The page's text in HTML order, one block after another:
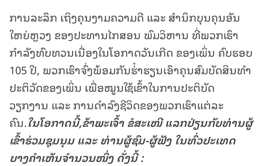
ການລະລຶກ ເຖິງຄຸນງາມຄວາມດີ ແລະ ສໍານຶກບຸນຄຸນອັນ
ໃຫຍ່ຫຼວງ ຂອງປະທານໄກສອນ ພົມວິຫານ ທີ່ພວກເຮົາ
ກຳລັງທົບທວນເນື່ອງໃນໂອກາດວັນເກີດ ຂອງເພິ່ນ ຄົບຮອບ
105 ປີ, ພວກເຮົາຈົ່ງພ້ອມກັນຮ່ໍາຮຽນເອົາຄຸນສົມບັດສິນທຳ
ປະຕິວັດຂອງເພິ່ນ ເພື່ອໝູນໃຊ້ເຂົ້າໃນການປະຕິບັດ
ວຽກງານ ແລະ ການດຳລົງຊີວິດຂອງພວກເຮົາແຕ່ລະ
ຄົນ.ໃນໂອກາດນີ້,ຂ້າພະເຈົ້າ ຂໍສະເໜີ ແລກປ່ຽນກັບທ່ານຜູ້
ເຂົ້າຮ່ວມຊຸມນຸມ ແລະ ທ່ານຜູ້ຊົມ-ຜູ້ຟັງ ໃນທົ່ວປະເທດ
ບາງຄຳເຫັນຈຳນວນໜຶ່ງ ດັ່ງນີ້: